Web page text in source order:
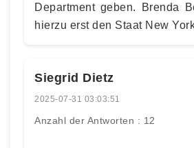
Department geben. Brenda
hierzu erst den Staat New
Siegrid Dietz
2025-07-31 03:03:51
Anzahl der Antworten : 12